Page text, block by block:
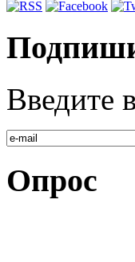
Введите
Опрос